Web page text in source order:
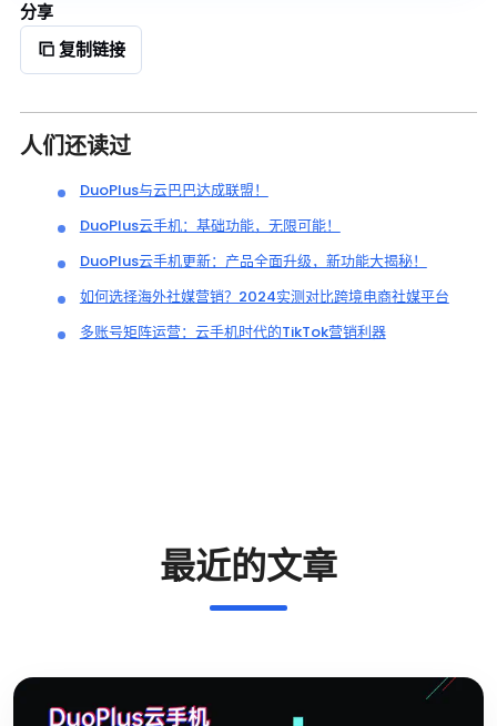
分享
复制链接
人们还读过
DuoPlus与云巴巴达成联盟！
DuoPlus云手机：基础功能，无限可能！
DuoPlus云手机更新：产品全面升级，新功能大揭秘！
如何选择海外社媒营销？2024实测对比跨境电商社媒平台
多账号矩阵运营：云手机时代的TikTok营销利器
最近的文章